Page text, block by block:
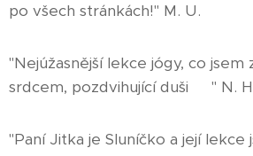
po všech stránkách!" M. U.
"Nejúžasnější lekce jógy, co jsem
srdcem, pozdvihující duši🙏🏻 " N.
"Paní Jitka je Sluníčko a její lekce